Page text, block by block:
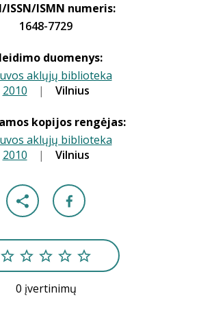
ISSN/ISMN numeris:
1648-7729
duomenys:
aklųjų biblioteka
2010 | Vilnius
kopijos rengėjas:
aklųjų biblioteka
2010 | Vilnius
0 įvertinimų